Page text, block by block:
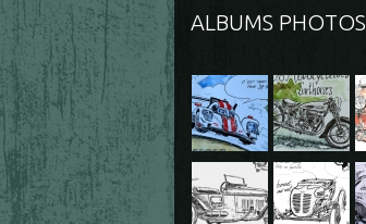
ALBUMS PHOTOS